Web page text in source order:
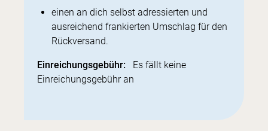
einen an dich selbst adressierten und
ausreichend frankierten Umschlag für den
Rückversand.
Einreichungsgebühr:
Es fällt keine
Einreichungsgebühr an